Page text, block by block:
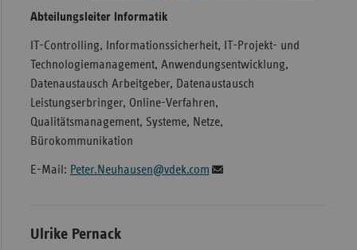
Abteilungsleiter Informatik
IT-Controlling, Informationssicherheit, IT-Projekt- und
Technologiemanagement, Anwendungsentwicklung,
Datenaustausch Arbeitgeber, Datenaustausch
Leistungserbringer, Online-Verfahren,
Qualitätsmanagement, Systeme, Netze,
Bürokommunikation
E-Mail: Peter.Neuhausen@vdek.com
Ulrike Pernack